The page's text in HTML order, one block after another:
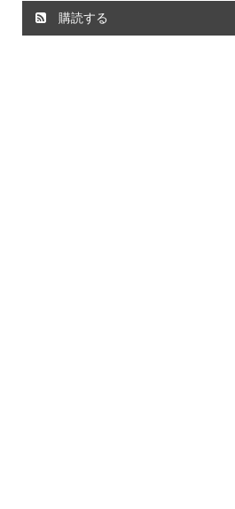
購読する